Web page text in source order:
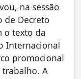
na sessão
de Decreto
o texto da
Internacional
promocional
trabalho. A